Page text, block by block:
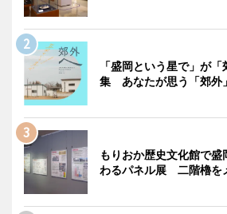
「盛岡という星で」が
集 あなたが思う「郊外
もりおか歴史文化館で
わるパネル展 二階櫓を